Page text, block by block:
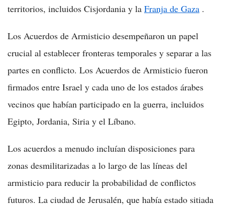
territorios, incluidos Cisjordania y la Franja de Gaza .
Los Acuerdos de Armisticio desempeñaron un papel
crucial al establecer fronteras temporales y separar a las
partes en conflicto. Los Acuerdos de Armisticio fueron
firmados entre Israel y cada uno de los estados árabes
vecinos que habían participado en la guerra, incluidos
Egipto, Jordania, Siria y el Líbano.
Los acuerdos a menudo incluían disposiciones para
zonas desmilitarizadas a lo largo de las líneas del
armisticio para reducir la probabilidad de conflictos
futuros. La ciudad de Jerusalén, que había estado sitiada